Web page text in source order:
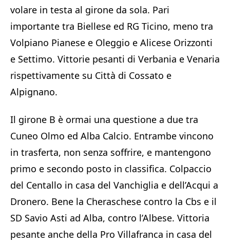
volare in testa al girone da sola. Pari
importante tra Biellese ed RG Ticino, meno tra
Volpiano Pianese e Oleggio e Alicese Orizzonti
e Settimo. Vittorie pesanti di Verbania e Venaria
rispettivamente su Città di Cossato e
Alpignano.
Il girone B è ormai una questione a due tra
Cuneo Olmo ed Alba Calcio. Entrambe vincono
in trasferta, non senza soffrire, e mantengono
primo e secondo posto in classifica. Colpaccio
del Centallo in casa del Vanchiglia e dell’Acqui a
Dronero. Bene la Cheraschese contro la Cbs e il
SD Savio Asti ad Alba, contro l’Albese. Vittoria
pesante anche della Pro Villafranca in casa del